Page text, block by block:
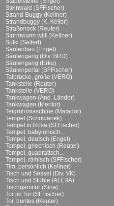
Steinwald (SFFischer)
Strand-Buggy (Kellner)
Strandbuggy (K. Keller)
Straßeneck (Reuter)
Sturmwurm willi (Kellner)
Sulki (Seifert)
Säulenbau (Engel)
Säulengang (Div. BRD)
Säulengang (Erku)
Säulenportal (SFFischer)
Talbrücke, große (VERO)
Tankstelle (Reuter)
Tankstelle (VERO)
Tankwagen (And. Länder)
Tankwagen (Mentor)
Teigrührmaschine (Matador)
Tempel (Schowanek)
Tempel in Rosa (SFFischer)
Tempel, babylonisch...
Tempel, deutsch (Engel)
Tempel, griechisch (Reuter)
Tempel, quadratisch...
Tempel, römisch (SFFischer)
Tim, persönlich (Kellner)
Tisch und Sessel (Div. VK)
Tisch und Stühle (ALLBA)
Tischgarnitur (Sina)
Tor im Tor (SFFischer)
Tor, buntes (Reuter)